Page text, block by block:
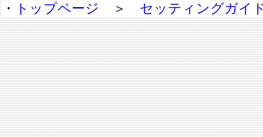
・
トップページ ＞ セッティングガイ